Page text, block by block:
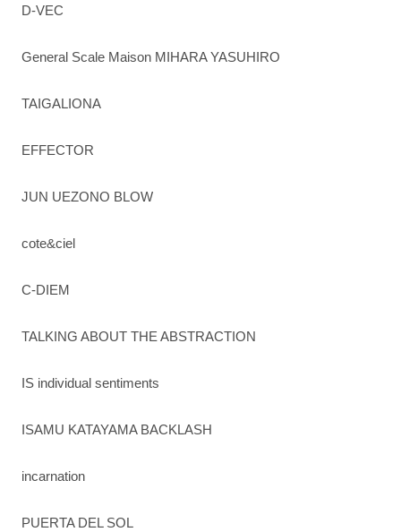
D-VEC
General Scale Maison MIHARA YASUHIRO
TAIGALIONA
EFFECTOR
JUN UEZONO BLOW
cote&ciel
C-DIEM
TALKING ABOUT THE ABSTRACTION
IS individual sentiments
ISAMU KATAYAMA BACKLASH
incarnation
PUERTA DEL SOL